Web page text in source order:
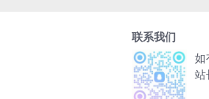
联系我们
如
站